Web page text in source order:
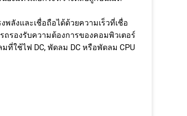
ลังและเชื่อถือได้ด้วยความเร็วที่เชื่อ
รองรับความต้องการของคอมพิวเตอร์
ใช้ไฟ DC, พัดลม DC หรือพัดลม CPU